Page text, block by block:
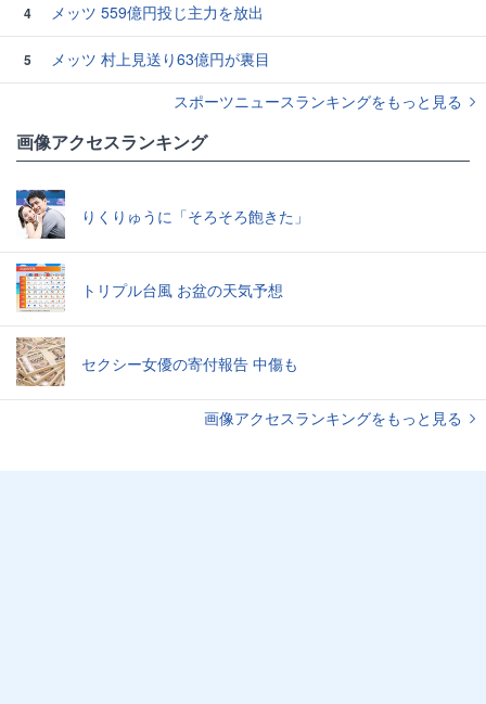
4 メッツ 559億円投じ主力を放出
5
メッツ 村上見送り63億円が裏目
スポーツニュースランキングをもっと見る
画像アクセスランキング
りくりゅうに「そろそろ飽きた」
トリプル台風 お盆の天気予想
セクシー女優の寄付報告 中傷も
画像アクセスランキングをもっと見る